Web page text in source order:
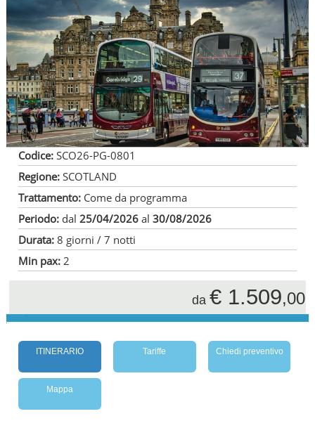
Codice:SCO26-PG-0801
Regione:SCOTLAND
Trattamento: Come da programma
Periodo: dal25/04/2026 al30/08/2026
Durata:8 giorni / 7 notti
Min pax:2
da€ 1.509,00
ITINERARIO Tariffe Chiedi preventivo
Mappa